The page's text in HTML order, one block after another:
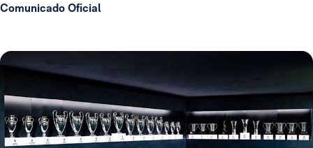
Comunicado Oficial